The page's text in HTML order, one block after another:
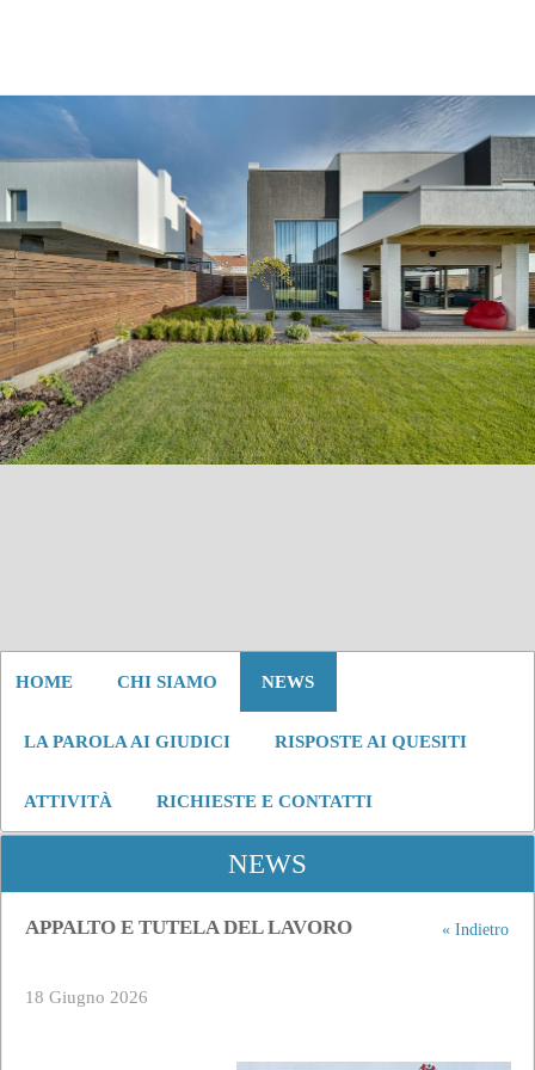
HOME CHI SIAMO NEWS
LA PAROLA AI GIUDICI RISPOSTE AI QUESITI
ATTIVITÀ RICHIESTE E CONTATTI
NEWS
APPALTO E TUTELA DEL LAVORO « Indietro
18 Giugno 2026